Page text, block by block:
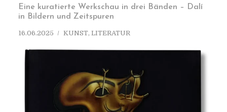
Eine kuratierte Werkschau in drei Bänden – Dalí
in Bildern und Zeitspuren
16.06.2025 KUNST, LITERATUR